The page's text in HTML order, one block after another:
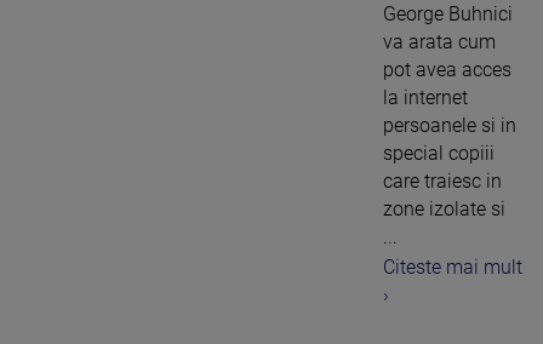
George Buhnici
va arata cum
pot avea acces
la internet
persoanele si in
special copiii
care traiesc in
zone izolate si
...
Citeste mai mult
›